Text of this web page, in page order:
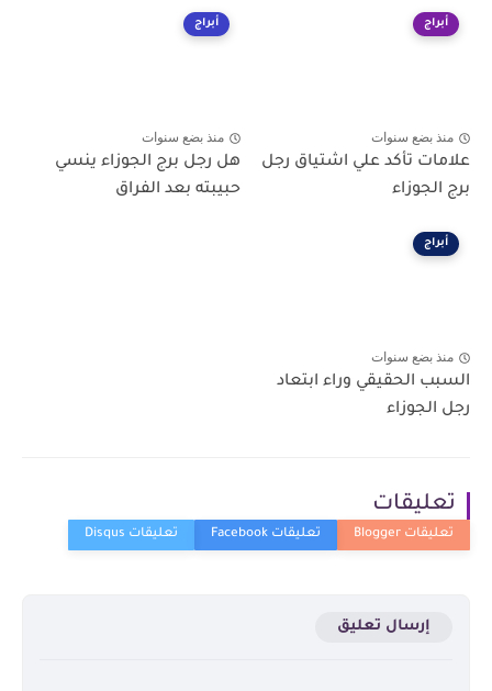
أبراج
منذ بضع سنوات
علامات تأكد علي اشتياق رجل
برج الجوزاء
أبراج
منذ بضع سنوات
هل رجل برج الجوزاء ينسي
حبيبته بعد الفراق
أبراج
منذ بضع سنوات
السبب الحقيقي وراء ابتعاد
رجل الجوزاء
تعليقات
إرسال تعليق